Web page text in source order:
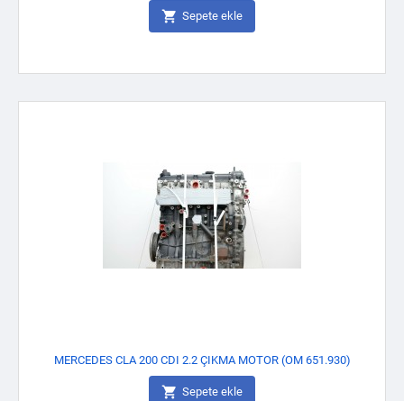
 Sepete ekle
MERCEDES CLA 200 CDI 2.2 ÇIKMA MOTOR (OM 651.930)
 Sepete ekle